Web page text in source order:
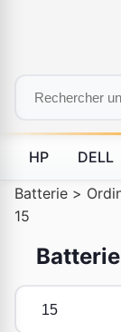
HP DELL
Batterie >
15